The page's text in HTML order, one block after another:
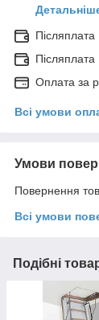
Післяплата
Післяплата
Оплата за
Всі умови
Умови
Повернення
Всі умови
Подібні